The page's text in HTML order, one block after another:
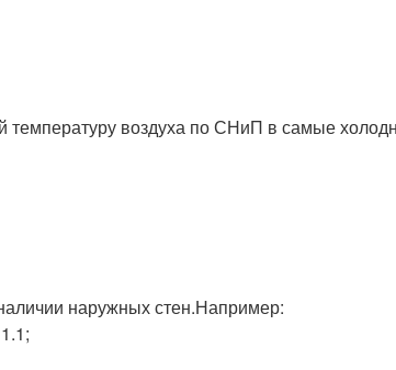
воздуха по СНиП в самые
наружных стен.Например: